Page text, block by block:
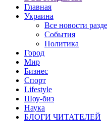
Главная
Украина
Все новости
События
Политика
Город
Мир
Бизнес
Спорт
Lifestyle
Шоу-биз
Наука
БЛОГИ ЧИТАТЕЛЕЙ